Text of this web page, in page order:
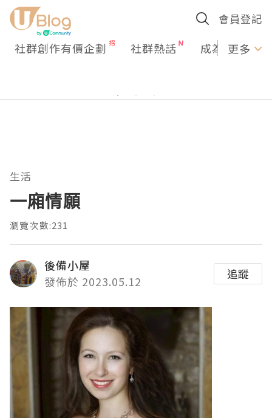
會員登記
社群創作有價企劃 社群熱話 成為U更多
生活
一廂情願
瀏覽次數:231
後備小屋
發佈於 2023.05.12
追蹤